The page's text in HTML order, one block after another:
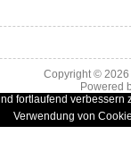
Copyright ©
Powered
fortlaufend
Verwendung von